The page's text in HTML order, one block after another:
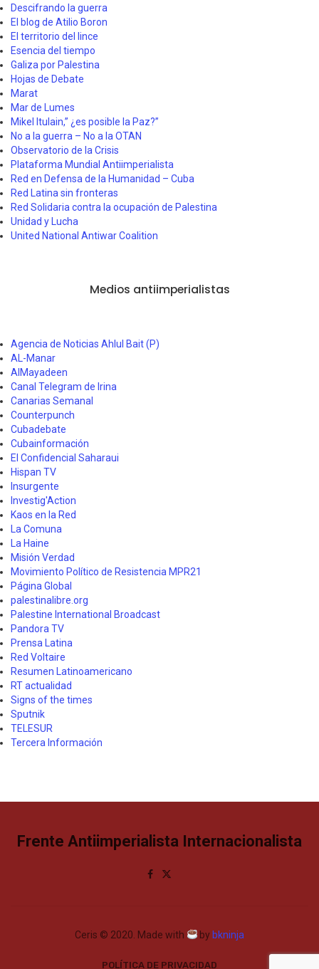
Descifrando la guerra
El blog de Atilio Boron
El territorio del lince
Esencia del tiempo
Galiza por Palestina
Hojas de Debate
Marat
Mar de Lumes
Mikel Itulain,” ¿es posible la Paz?”
No a la guerra – No a la OTAN
Observatorio de la Crisis
Plataforma Mundial Antiimperialista
Red en Defensa de la Humanidad – Cuba
Red Latina sin fronteras
Red Solidaria contra la ocupación de Palestina
Unidad y Lucha
United National Antiwar Coalition
Medios antiimperialistas
Agencia de Noticias Ahlul Bait (P)
AL-Manar
AlMayadeen
Canal Telegram de Irina
Canarias Semanal
Counterpunch
Cubadebate
Cubainformación
El Confidencial Saharaui
Hispan TV
Insurgente
Investig'Action
Kaos en la Red
La Comuna
La Haine
Misión Verdad
Movimiento Político de Resistencia MPR21
Página Global
palestinalibre.org
Palestine International Broadcast
Pandora TV
Prensa Latina
Red Voltaire
Resumen Latinoamericano
RT actualidad
Signs of the times
Sputnik
TELESUR
Tercera Información
Frente Antiimperialista Internacionalista
Ceris © 2020. Made with by bkninja
POLÍTICA DE PRIVACIDAD